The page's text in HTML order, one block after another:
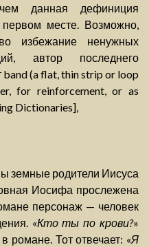
данная дефиниция
месте. Возможно,
избежание ненужных
автор последнего
(a flat, thin strip or loop
for reinforcement, or as
Dictionaries],
земные родители Иисуса
Иосифа прослежена
персонаж — человек
«Кто ты по крови?»
Тот отвечает: «Я